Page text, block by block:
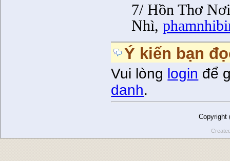
7/ Hồn Thơ
Nhì,
Ý kiến bạn
Vui lòng login để
danh.
Copyright